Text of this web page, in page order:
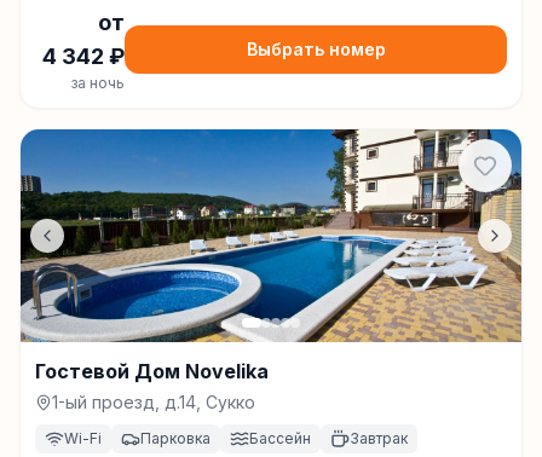
от
4 342 ₽
за ночь
Выбрать номер
Гостевой Дом Novelika
1-ый проезд, д.14, Сукко
Wi-Fi Парковка Бассейн Завтрак